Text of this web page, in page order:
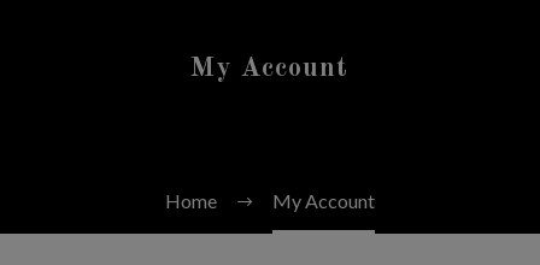
My Account
Home My Account